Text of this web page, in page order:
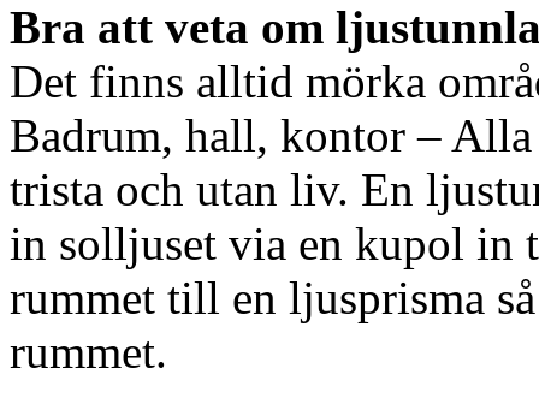
Bra att veta om
Det finns alltid mörka
Badrum, hall, kontor – Alla
trista och utan liv. En
in solljuset via en kupol in
rummet till en ljusprisma
rummet.